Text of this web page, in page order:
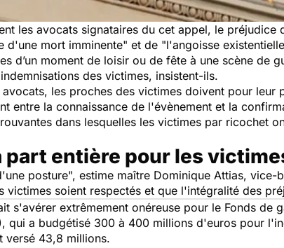
les avocats signataires du cet appel, le préjudice
d'une mort imminente" et de "l'angoisse
d’un moment de loisir ou de fête à une scène de
des victimes, insistent-ils.
avocats, les proches des victimes doivent pour
entre la connaissance de l'évènement et la
dans lesquelles les victimes par ricochet
part entière pour les
posture", estime maître Dominique Attias, vice-
victimes soient respectés et que l'intégralité des
s'avérer extrêmement onéreuse pour le Fonds
qui a budgétisé 300 à 400 millions d'euros pour
versé 43,8 millions.